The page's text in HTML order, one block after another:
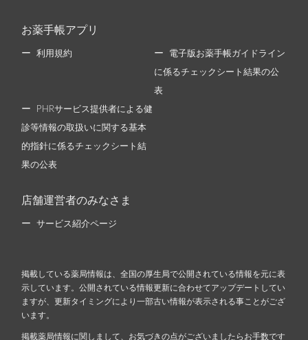
お薬手帳アプリ
利用規約 電子版お薬手帳ガイドライン
に係るチェックシート結果の公
表
PHRサービス提供者による健
診等情報の取扱いに関する基本
的指針に係るチェックシート結
果の公表
店舗運営者のみなさま
サービス紹介ページ
掲載している薬局情報は、全国の厚生局で公開されている情報を元に表
示しています。公開されている情報更新に合わせてアップデートしてい
ますが、更新タイミングにより一部古い情報が表示される事ことがござ
います。
掲載薬局情報に関しまして、お気づきの点がございましたらお手数です